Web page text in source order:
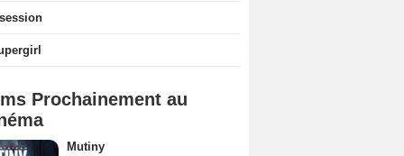
Prochainement au
Mutiny